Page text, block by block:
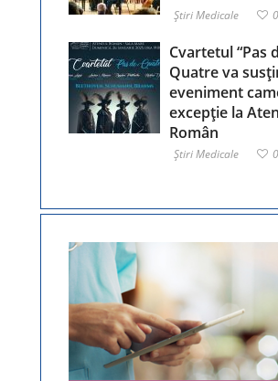
Ştiri Medicale 0
Cvartetul “Pas
Quatre va
eveniment
excepție la
Român
Ştiri Medicale 0